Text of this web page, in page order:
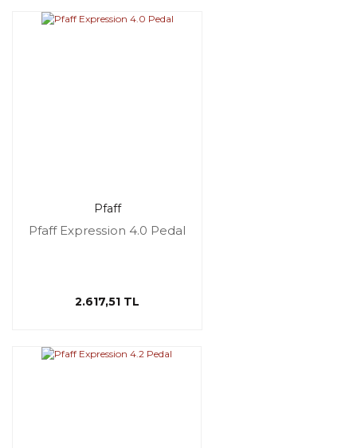
Pfaff
Pfaff Expression 4.0 Pedal
2.617,51 TL